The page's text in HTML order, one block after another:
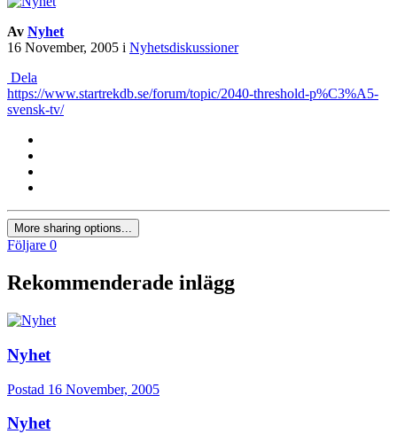
Av Nyhet
16 November, 2005 i Nyhetsdiskussioner
Dela
https://www.startrekdb.se/forum/topic/2040-threshold-p%C3%A5-
svensk-tv/
More sharing options...
Följare 0
Rekommenderade inlägg
Nyhet
Postad 16 November, 2005
Nyhet